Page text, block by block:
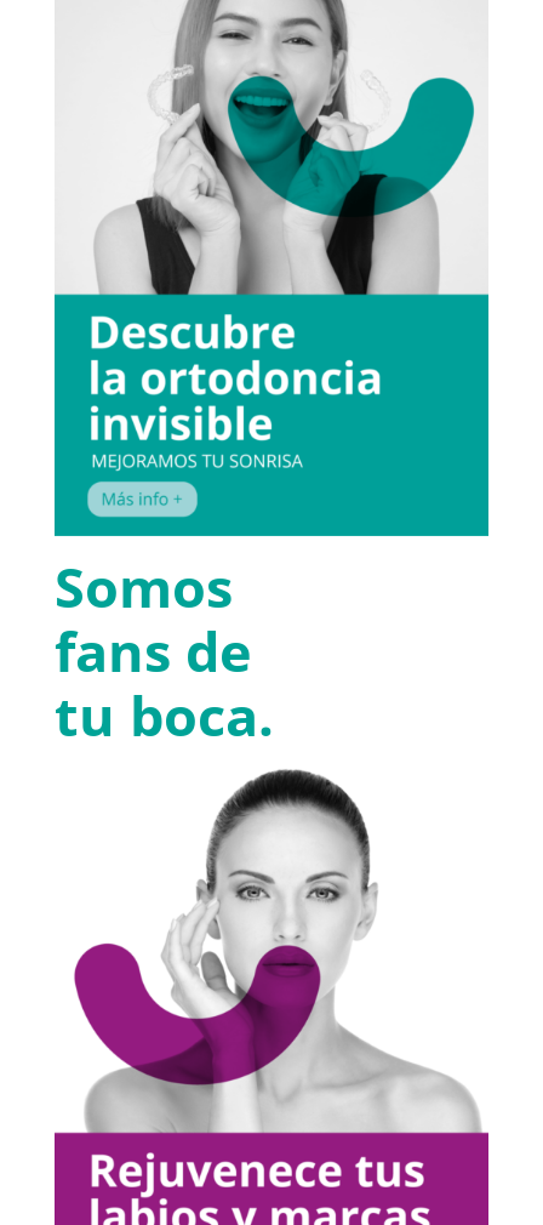
Somos
fans de
tu boca.